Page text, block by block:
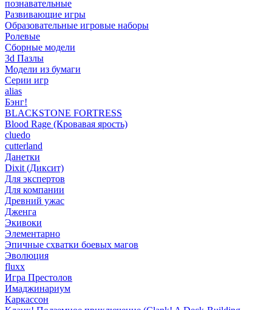
познавательные
Развивающие игры
Образовательные игровые наборы
Ролевые
Сборные модели
3d Пазлы
Модели из бумаги
Серии игр
alias
Бэнг!
BLACKSTONE FORTRESS
Blood Rage (Кровавая ярость)
cluedo
cutterland
Данетки
Dixit (Диксит)
Для экспертов
Для компании
Древний ужас
Дженга
Экивоки
Элементарно
Эпичные схватки боевых магов
Эволюция
fluxx
Игра Престолов
Имаджинариум
Каркассон